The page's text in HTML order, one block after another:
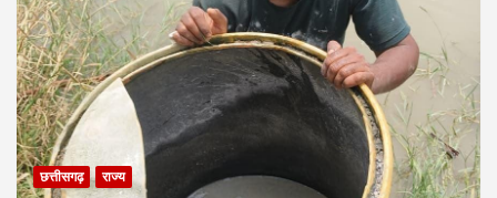
छत्तीसगढ़ राज्य